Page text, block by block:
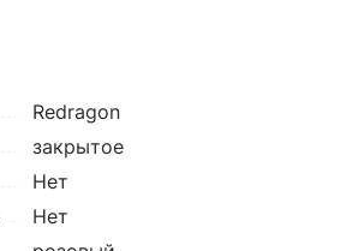
Redragon
закрытое
Нет
Нет